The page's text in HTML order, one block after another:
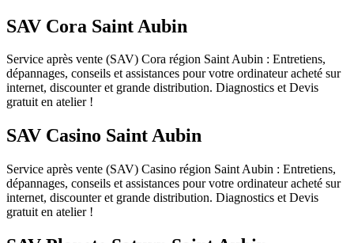
SAV Cora Saint Aubin
Service après vente (SAV) Cora région Saint Aubin : Entretiens,
dépannages, conseils et assistances pour votre ordinateur acheté sur
internet, discounter et grande distribution. Diagnostics et Devis
gratuit en atelier !
SAV Casino Saint Aubin
Service après vente (SAV) Casino région Saint Aubin : Entretiens,
dépannages, conseils et assistances pour votre ordinateur acheté sur
internet, discounter et grande distribution. Diagnostics et Devis
gratuit en atelier !